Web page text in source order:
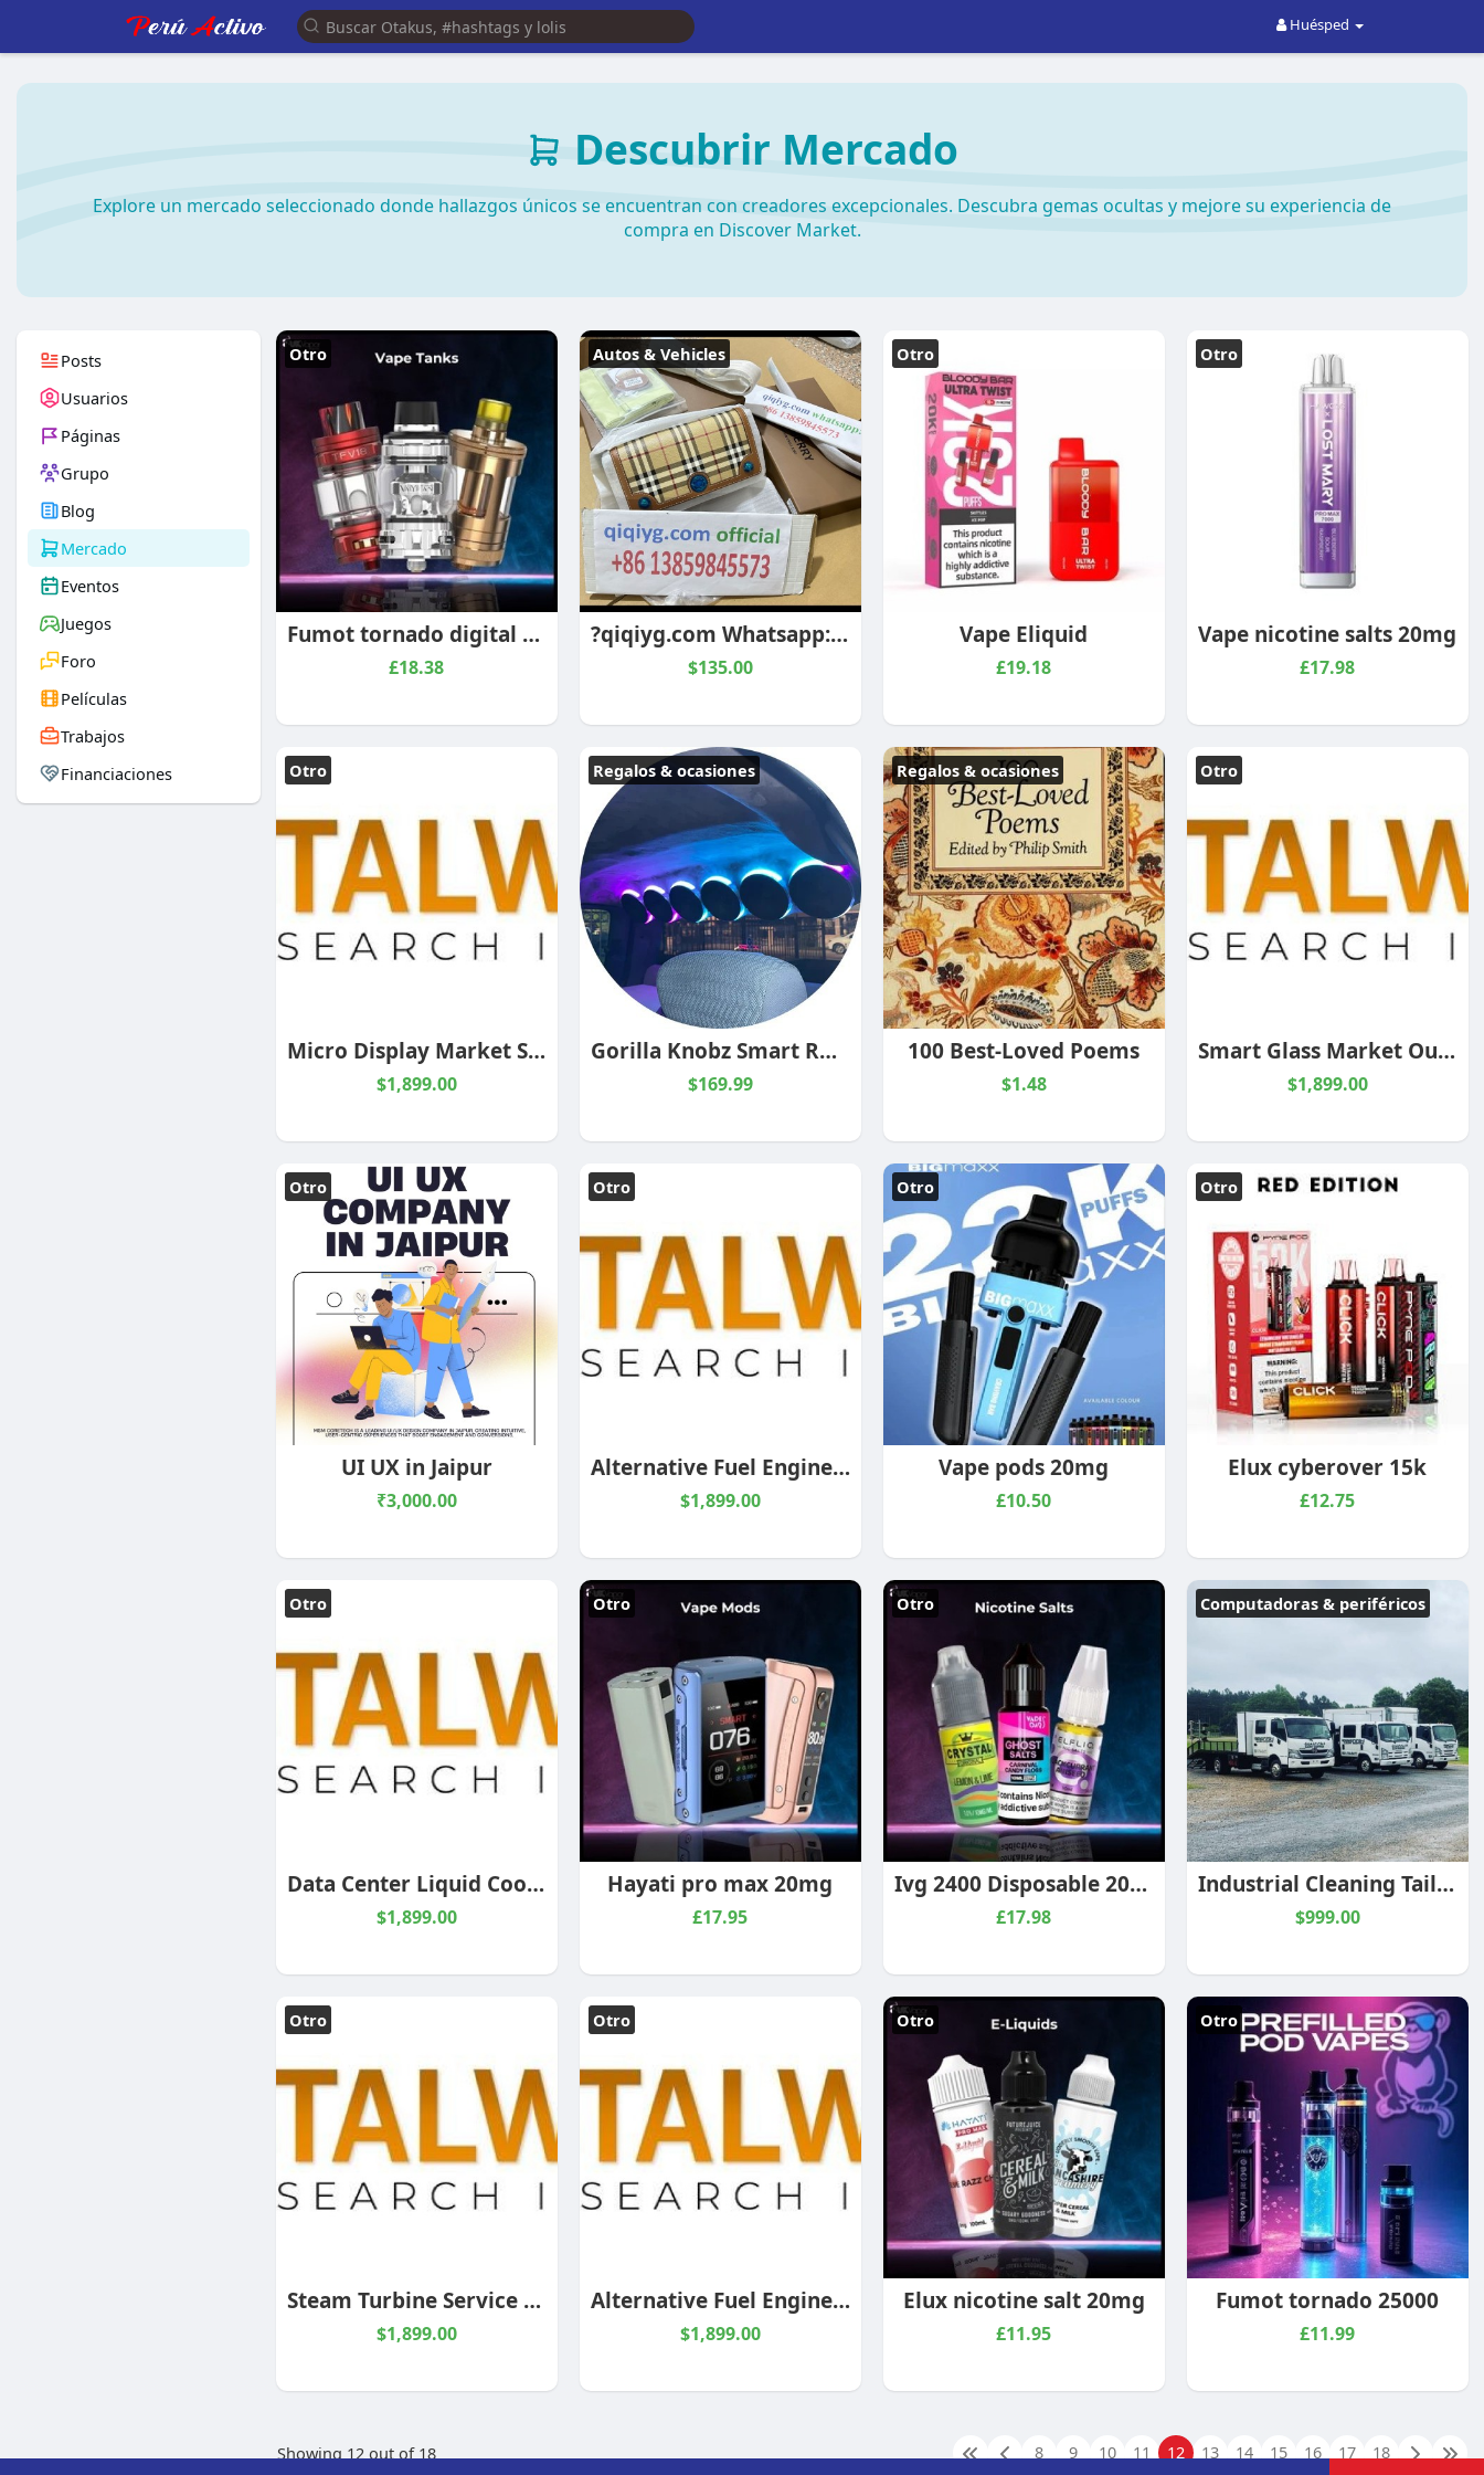
Huésped
Descubrir Mercado
Explore un mercado seleccionado donde hallazgos únicos se encuentran con creadores excepcionales. Descubra gemas ocultas y mejore su experiencia de
compra en Discover Market.
Posts
Usuarios
Páginas
Grupo
Blog
Mercado
Eventos
Juegos
Foro
Películas
Trabajos
Financiaciones
Otro
Fumot tornado digital box 20mg
£18.38
Autos & Vehicles
?qiqiyg.com Whatsapp:+8613859845573 ?| ✨ 2026 HOT SALE! ✨ Top Quality Fashion Wholesale: Handbags, C
$135.00
Otro
Vape Eliquid
£19.18
Otro
Vape nicotine salts 20mg
£17.98
Otro
Micro Display Market Size, Forecast, Industry Report 2035 | CAGR of 17.1% - Stalwart Research Insig
$1,899.00
Regalos & ocasiones
Gorilla Knobz Smart RGB LED Rings 6.5" v2
$169.99
Regalos & ocasiones
100 Best-Loved Poems
$1.48
Otro
Smart Glass Market Outlook Forecast and Trends 2035 | CAGR of 9.7% - Stalwart Research Insights
$1,899.00
Otro
UI UX in Jaipur
₹3,000.00
Otro
Alternative Fuel Engine Industry Report 2035 | Market Size, Growth and Trends - Stalwart Research In
$1,899.00
Otro
Vape pods 20mg
£10.50
Otro
Elux cyberover 15k
£12.75
Otro
Data Center Liquid Cooling Industry - Stalwart Research Insights
$1,899.00
Otro
Hayati pro max 20mg
£17.95
Otro
Ivg 2400 Disposable 20mg
£17.98
Computadoras & periféricos
Industrial Cleaning Tailored to Your Needs
$999.00
Otro
Steam Turbine Service Industry Market Size, Forecast 2035 - Stalwart Research Insights
$1,899.00
Otro
Alternative Fuel Engine Industry Report 2035 | Market Size, Growth and Trends - Stalwart Research In
$1,899.00
Otro
Elux nicotine salt 20mg
£11.95
Otro
Fumot tornado 25000
£11.99
Showing 12 out of 18 8 9 10 11 12 13 14 15 16 17 18